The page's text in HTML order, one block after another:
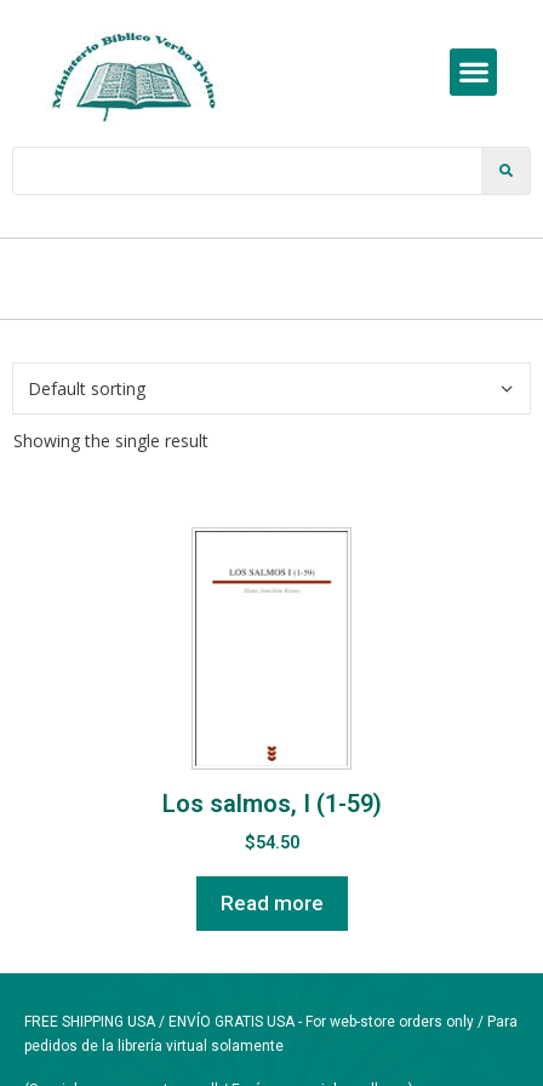
Showing the single result
Los salmos, I (1-59)
$54.50
Read more
FREE SHIPPING USA / ENVÍO GRATIS USA - For web-store orders only / Para
pedidos de la librería virtual solamente